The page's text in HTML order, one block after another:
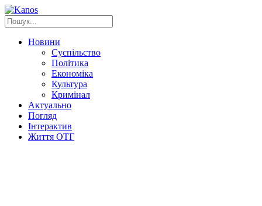
Новини
Суспільство
Політика
Економіка
Культура
Кримінал
Актуально
Погляд
Інтерактив
Життя ОТГ